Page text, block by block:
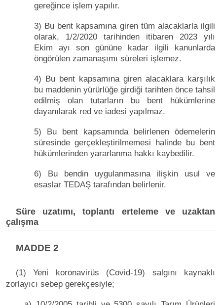
gereğince işlem yapılır.
3) Bu bent kapsamına giren tüm alacaklarla ilgili
olarak, 1/2/2020 tarihinden itibaren 2023 yılı
Ekim ayı son gününe kadar ilgili kanunlarda
öngörülen zamanaşımı süreleri işlemez.
4) Bu bent kapsamına giren alacaklara karşılık
bu maddenin yürürlüğe girdiği tarihten önce tahsil
edilmiş olan tutarların bu bent hükümlerine
dayanılarak red ve iadesi yapılmaz.
5) Bu bent kapsamında belirlenen ödemelerin
süresinde gerçekleştirilmemesi halinde bu bent
hükümlerinden yararlanma hakkı kaybedilir.
6) Bu bendin uygulanmasına ilişkin usul ve
esaslar TEDAŞ tarafından belirlenir.
Süre uzatımı, toplantı erteleme ve uzaktan
çalışma
MADDE 2
(1) Yeni koronavirüs (Covid-19) salgını kaynaklı
zorlayıcı sebep gerekçesiyle;